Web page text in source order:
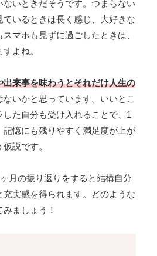
ないときだそうです。つまらない
いるときは長く感じ、大好きな
マホも見ずに過ごしたときは、
よね。
出来事を味わうとそれだけ人生の
ないかと思っています。いいとこ
た自分も受け入れることで、1
記憶にも残りやすく満足度が上が
説です。
月の振り返りをすると結構自分
実感を得られます。どのような
ましょう！